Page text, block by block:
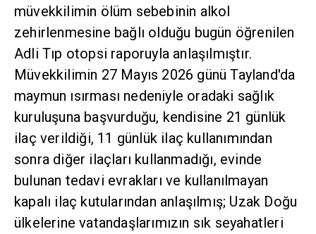
müvekkilimin ölüm sebebinin alkol
zehirlenmesine bağlı olduğu bugün öğrenilen
Adli Tıp otopsi raporuyla anlaşılmıştır.
Müvekkilimin 27 Mayıs 2026 günü Tayland'da
maymun ısırması nedeniyle oradaki sağlık
kuruluşuna başvurduğu, kendisine 21 günlük
ilaç verildiği, 11 günlük ilaç kullanımından
sonra diğer ilaçları kullanmadığı, evinde
bulunan tedavi evrakları ve kullanılmayan
kapalı ilaç kutularından anlaşılmış; Uzak Doğu
ülkelerine vatandaşlarımızın sık seyahatleri